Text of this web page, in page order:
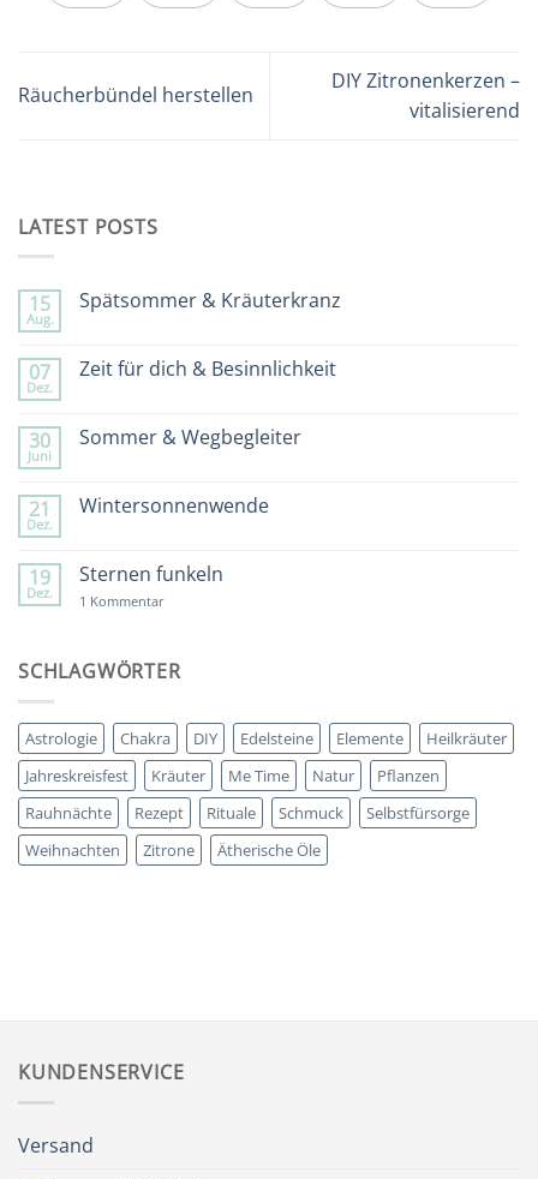
Räucherbündel herstellen
DIY Zitronenkerzen –
vitalisierend
LATEST POSTS
15
Aug.
Spätsommer & Kräuterkranz
Spätsommer
07
Dez.
Zeit für dich & Besinnlichkeit
Zeit
Besinnlichkeit
30
Juni
Sommer & Wegbegleiter
Sommer
21
Dez.
Wintersonnenwende
Wintersonnenwende
19
Dez.
Sternen funkeln
1 Kommentarzu
SCHLAGWÖRTER
Astrologie Chakra DIY Edelsteine Elemente
Heilkräuter
Jahreskreisfest
Kräuter Me Time Natur
Pflanzen
Rauhnächte
Rezept Rituale Schmuck
Selbstfürsorge
Weihnachten
Zitrone Ätherische Öle
KUNDENSERVICE
Versand